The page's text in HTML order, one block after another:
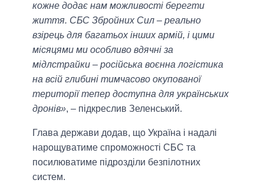
кожне додає нам можливості берегти
життя. СБС Збройних Сил – реально
взірець для багатьох інших армій, і цими
місяцями ми особливо вдячні за
мідлстрайки – російська воєнна логістика
на всій глибині тимчасово окупованої
території тепер доступна для українських
дронів», – підкреслив Зеленський.
Глава держави додав, що Україна і надалі
нарощуватиме спроможності СБС та
посилюватиме підрозділи безпілотних
систем.